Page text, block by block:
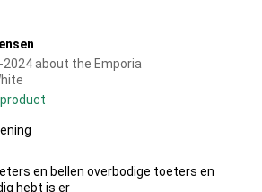
2024 about the Emporia
en bellen overbodige toeters en
hebt is er